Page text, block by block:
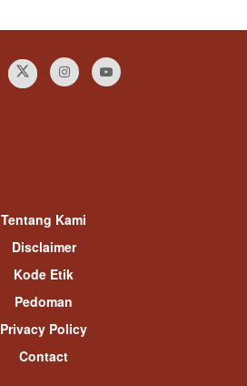
Tentang Kami
Disclaimer
Kode Etik
Pedoman
Privacy Policy
Contact